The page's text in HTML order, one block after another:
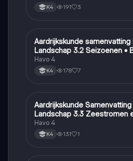
K4 191 3
Aardrijkskunde
Aardrijkskunde samenvatting
Landschap 3.2 Seizoenen •
Havo 4
K4 178 7
Aardrijkskunde
Aardrijkskunde
Landschap 3.3 Zeestromen
Klimaatgebieden • BuiteNLand
Havo 4
K4 131 1